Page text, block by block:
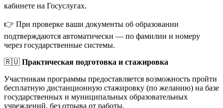
кабинете на Госуслугах.
👉 При проверке ваши документы об образовании
подтверждаются автоматически — по фамилии и номеру
через государственные системы.
🇷🇺 Практическая подготовка и стажировка
Участникам программы предоставляется возможность пройти
бесплатную дистанционную стажировку (по желанию) на базе
государственных и муниципальных образовательных
учреждений, без отрыва от работы.